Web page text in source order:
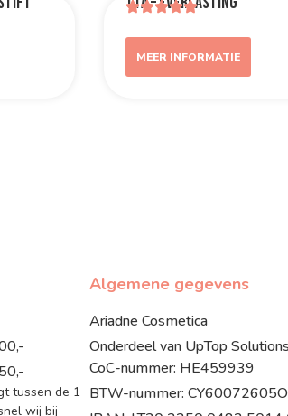
MEER INFORMATIE
tussen de 1
wij bij
Algemene gegevens
Ariadne Cosmetica
Onderdeel van UpTop
CoC-nummer: HE459939
BTW-nummer: CY60072605O